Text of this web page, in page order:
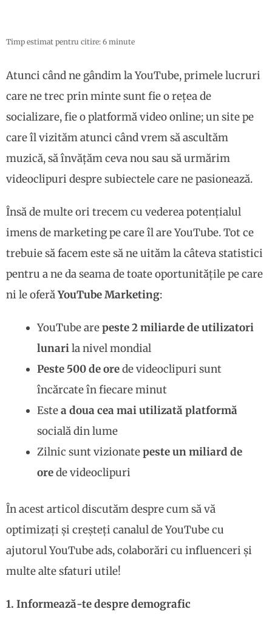
Timp estimat pentru citire: 6 minute
Atunci când ne gândim la YouTube, primele lucruri
care ne trec prin minte sunt fie o rețea de
socializare, fie o platformă video online; un site pe
care îl vizităm atunci când vrem să ascultăm
muzică, să învățăm ceva nou sau să urmărim
videoclipuri despre subiectele care ne pasionează.
Însă de multe ori trecem cu vederea potențialul
imens de marketing pe care îl are YouTube. Tot ce
trebuie să facem este să ne uităm la câteva statistici
pentru a ne da seama de toate oportunitățile pe care
ni le oferăYouTube Marketing:
YouTube arepeste 2 miliarde de utilizatori
lunarila nivel mondial
Peste 500 de orede videoclipuri sunt
încărcate în fiecare minut
Estea doua cea mai utilizată platformă
socială din lume
Zilnic sunt vizionatepeste un miliard de
orede videoclipuri
În acest articol discutăm despre cum să vă
optimizați și creșteți canalul de YouTube cu
ajutorul YouTube ads, colaborări cu influenceri și
multe alte sfaturi utile!
1. Informează-te despre demografic